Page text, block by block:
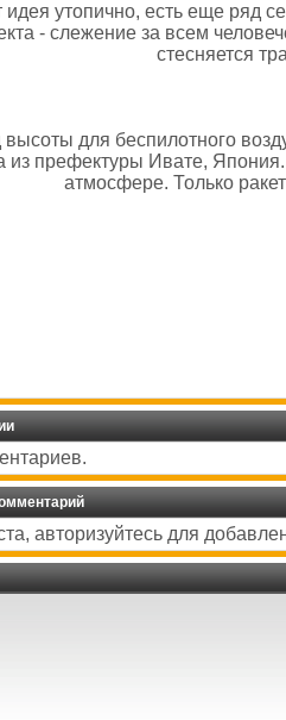
идея утопично, есть еще ряд
- слежение за всем
стесняется
высоты для беспилотного
из префектуры Ивате,
атмосфере. Только
авторизуйтесь для